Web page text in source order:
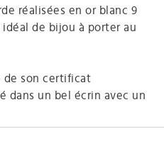
réalisées en or blanc 9
de bijou à porter au
de son certificat
dans un bel écrin avec un